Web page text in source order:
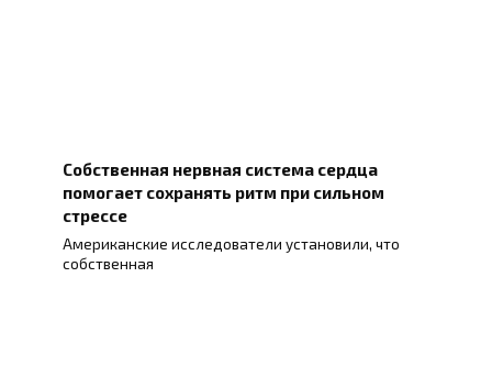
Собственная нервная система сердца
помогает сохранять ритм при сильном
стрессе
Американские исследователи установили, что
собственная